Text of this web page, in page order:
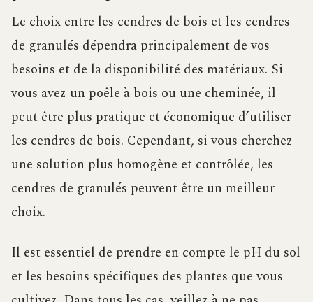
Le choix entre les cendres de bois et les cendres
de granulés dépendra principalement de vos
besoins et de la disponibilité des matériaux. Si
vous avez un poêle à bois ou une cheminée, il
peut être plus pratique et économique d’utiliser
les cendres de bois. Cependant, si vous cherchez
une solution plus homogène et contrôlée, les
cendres de granulés peuvent être un meilleur
choix.
Il est essentiel de prendre en compte le pH du sol
et les besoins spécifiques des plantes que vous